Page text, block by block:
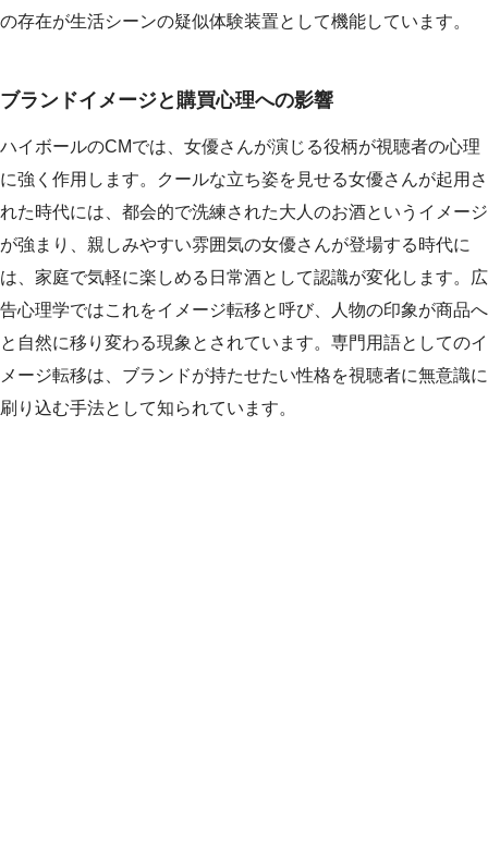
の存在が生活シーンの疑似体験装置として機能しています。
ブランドイメージと購買心理への影響
ハイボールのCMでは、女優さんが演じる役柄が視聴者の心理
に強く作用します。クールな立ち姿を見せる女優さんが起用さ
れた時代には、都会的で洗練された大人のお酒というイメージ
が強まり、親しみやすい雰囲気の女優さんが登場する時代に
は、家庭で気軽に楽しめる日常酒として認識が変化します。広
告心理学ではこれをイメージ転移と呼び、人物の印象が商品へ
と自然に移り変わる現象とされています。専門用語としてのイ
メージ転移は、ブランドが持たせたい性格を視聴者に無意識に
刷り込む手法として知られています。